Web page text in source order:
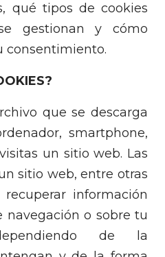
qué tipos de cookies
gestionan y cómo
consentimiento.
que se descarga
smartphone,
un sitio web. Las
sitio web, entre otras
información
navegación o sobre tu
de la